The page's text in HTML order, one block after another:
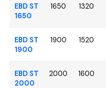
EBD ST
1650
1650 1320
EBD ST
1900
1900 1520
EBD ST
2000
2000 1600